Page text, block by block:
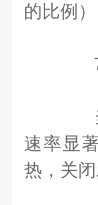
的比例）
7
当
速率显
热，关闭